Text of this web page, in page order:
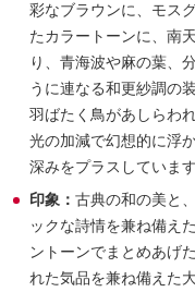
彩なブラウンに、モス
たカラートーンに、南
り、青海波や麻の葉、
うに連なる和更紗調の
羽ばたく鳥があしらわ
光の加減で幻想的に浮
深みをプラスしています
印象： 古典の和の美と
ックな詩情を兼ね備え
ントーンでまとめあげ
れた気品を兼ね備えた